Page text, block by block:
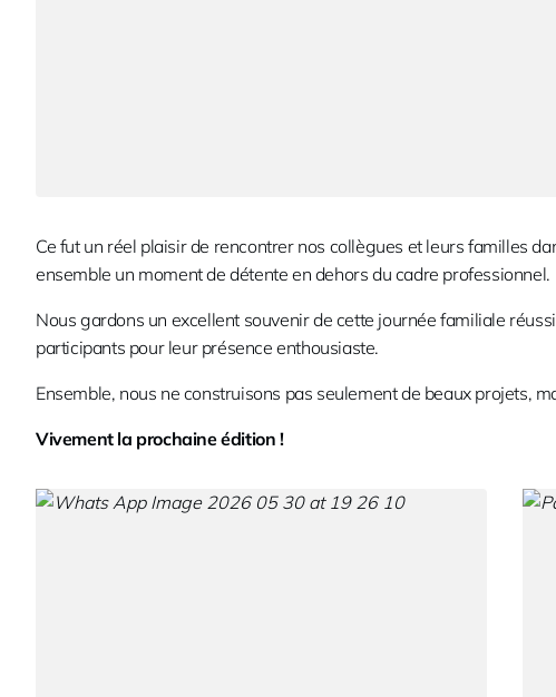
Ce fut un réel plaisir de rencontrer nos collègues et leurs familles
ensemble un moment de détente en dehors du cadre professionnel.
Nous gardons un excellent souvenir de cette journée familiale
participants pour leur présence enthousiaste.
Ensemble, nous ne construisons pas seulement de beaux projets,
Vivement la prochaine édition !